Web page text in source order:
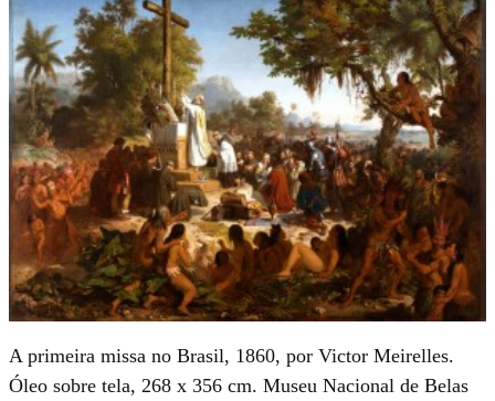
A primeira missa no Brasil, 1860, por Victor Meirelles.
Óleo sobre tela, 268 x 356 cm. Museu Nacional de Belas